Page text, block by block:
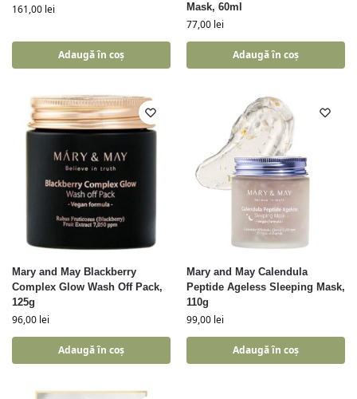
161,00 lei
Adaugă în coș
Mask, 60ml
77,00 lei
Adaugă în coș
Mary and May Blackberry
Complex Glow Wash Off Pack,
125g
96,00 lei
Adaugă în coș
Mary and May Calendula
Peptide Ageless Sleeping Mask,
110g
99,00 lei
Adaugă în coș